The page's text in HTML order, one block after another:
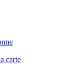
carte